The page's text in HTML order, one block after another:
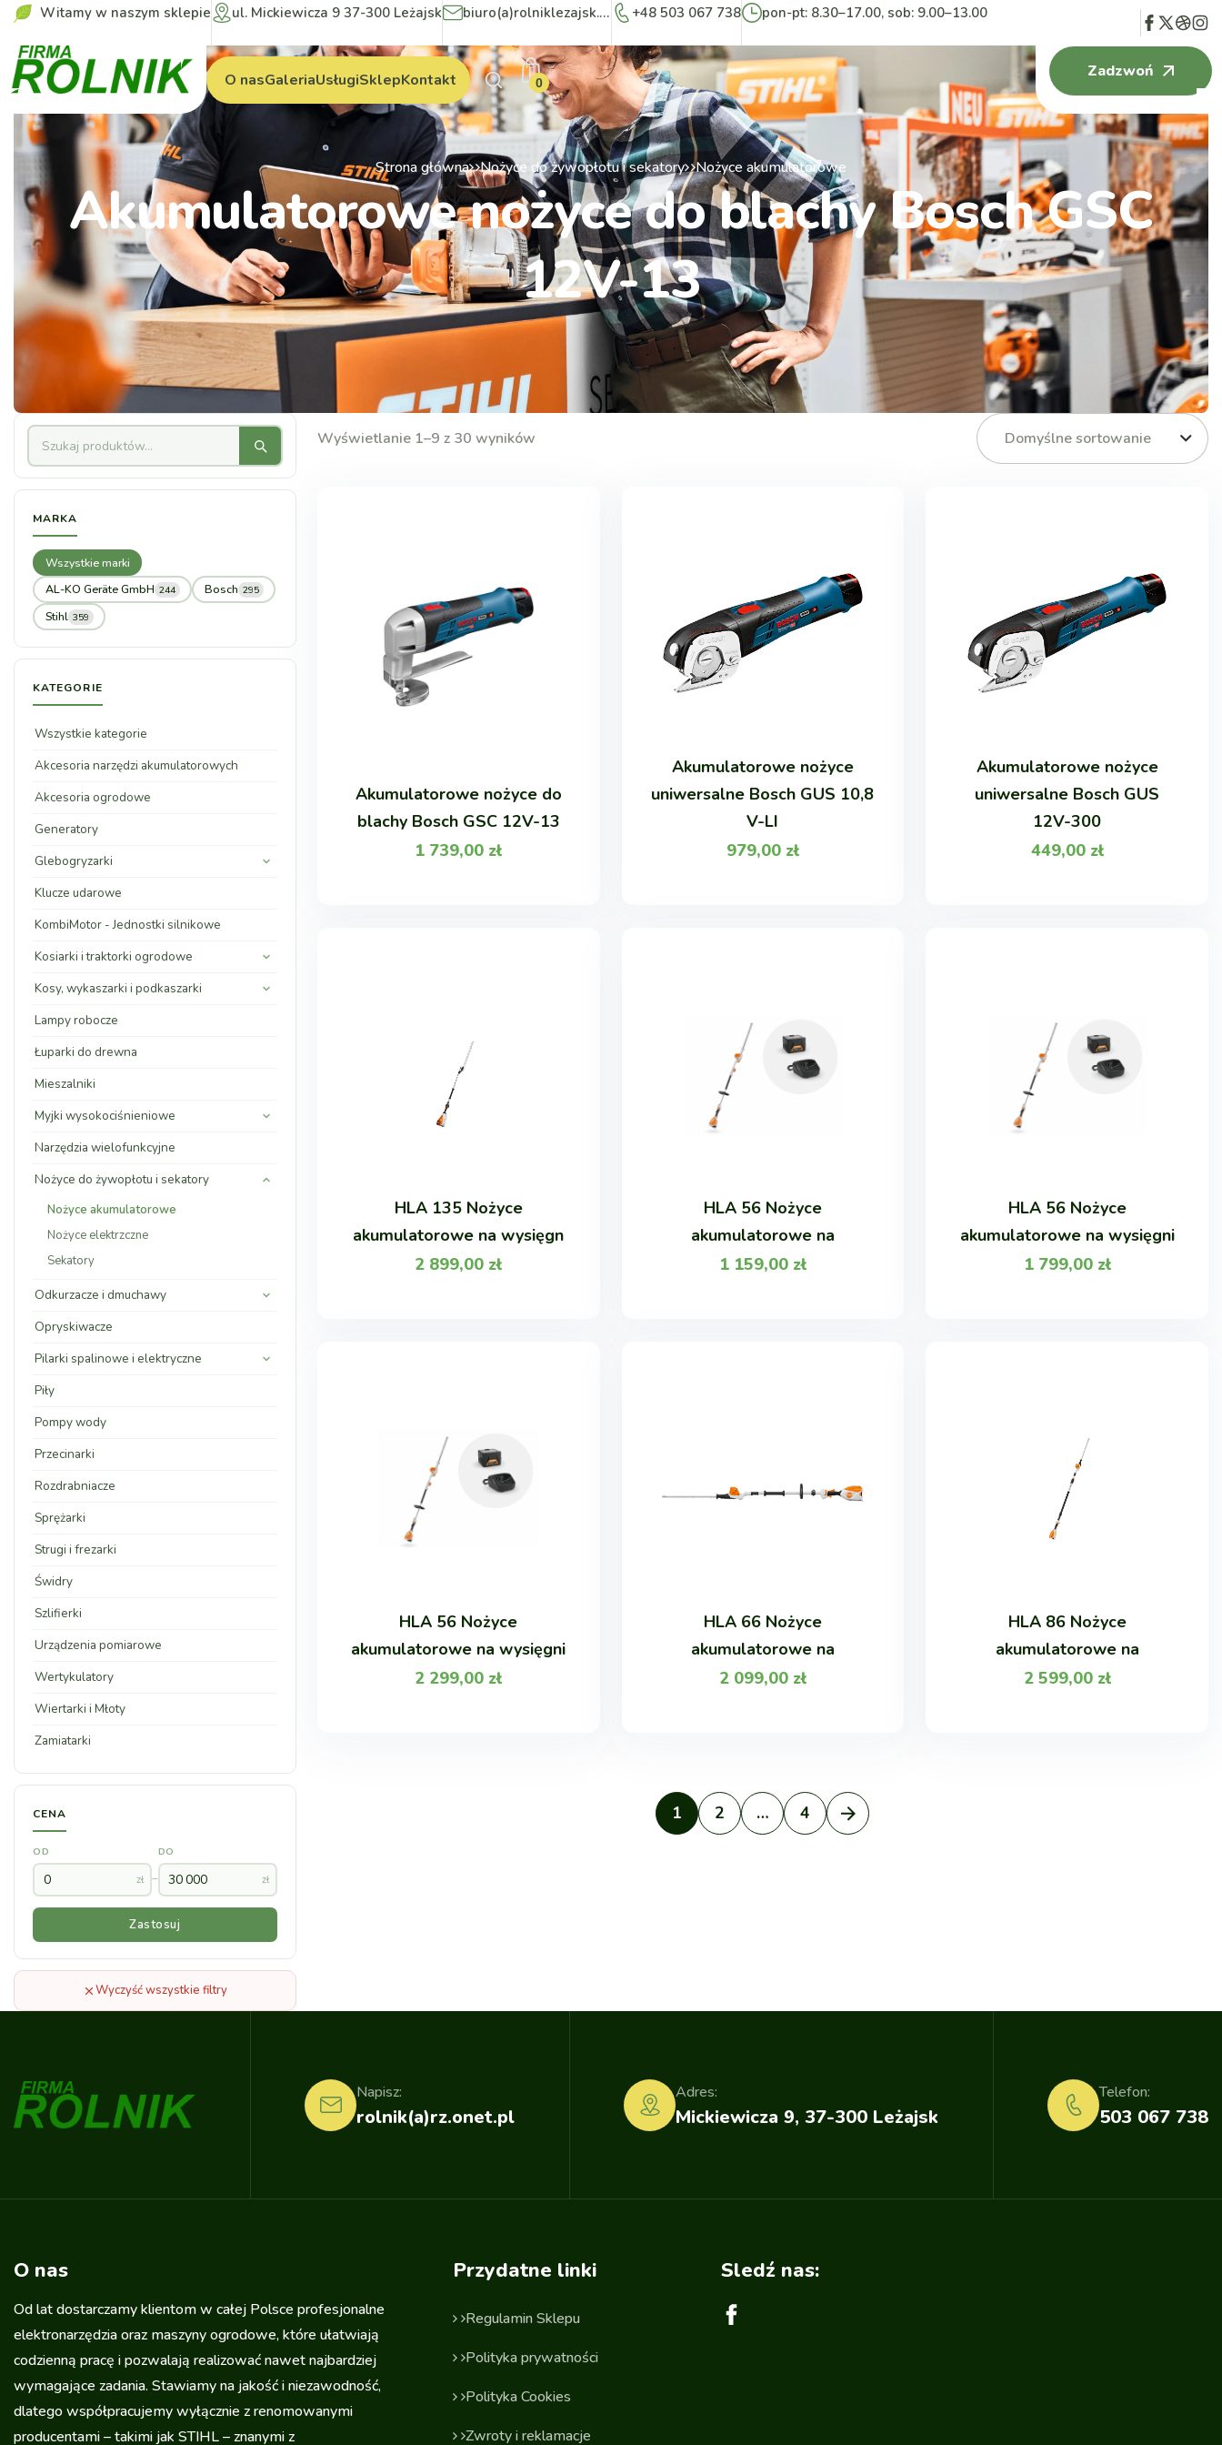
Witamy w naszym sklepie ul. Mickiewicza 9 37-300 Leżajsk biuro(a)rolniklezajsk.pl +48 503 067 738 pon-pt: 8.30–17.00, sob: 9.00–13.00
O nasGaleriaUsługiSklepKontakt 0
Zadzwoń
Strona główna Nożyce do żywopłotu i sekatory Nożyce akumulatorowe
Akumulatorowe nożyce do blachy Bosch GSC
12V-13
Wyświetlanie 1–9 z 30 wyników Domyślne sortowanie
Akumulatorowe nożyce do
blachy Bosch GSC 12V-13
1 739,00 zł
Akumulatorowe nożyce
uniwersalne Bosch GUS 10,8
V-LI
979,00 zł
Akumulatorowe nożyce
uniwersalne Bosch GUS
12V-300
449,00 zł
HLA 135 Nożyce
akumulatorowe na wysięgn
2 899,00 zł
HLA 56 Nożyce
akumulatorowe na
1 159,00 zł
HLA 56 Nożyce
akumulatorowe na wysięgni
1 799,00 zł
HLA 56 Nożyce
akumulatorowe na wysięgni
2 299,00 zł
HLA 66 Nożyce
akumulatorowe na
2 099,00 zł
HLA 86 Nożyce
akumulatorowe na
2 599,00 zł
1 2 … 4
MARKA
Wszystkie marki
AL-KO Geräte GmbH 244 Bosch 295
Stihl 359
KATEGORIE
Wszystkie kategorie
Akcesoria narzędzi akumulatorowych
Akcesoria ogrodowe
Generatory
Glebogryzarki
Klucze udarowe
KombiMotor - Jednostki silnikowe
Kosiarki i traktorki ogrodowe
Kosy, wykaszarki i podkaszarki
Lampy robocze
Łuparki do drewna
Mieszalniki
Myjki wysokociśnieniowe
Narzędzia wielofunkcyjne
Nożyce do żywopłotu i sekatory
Nożyce akumulatorowe
Nożyce elektrzczne
Sekatory
Odkurzacze i dmuchawy
Opryskiwacze
Pilarki spalinowe i elektryczne
Piły
Pompy wody
Przecinarki
Rozdrabniacze
Sprężarki
Strugi i frezarki
Świdry
Szlifierki
Urządzenia pomiarowe
Wertykulatory
Wiertarki i Młoty
Zamiatarki
CENA
OD
zł –
DO
zł
Zastosuj
Wyczyść wszystkie filtry
rolnik(a)rz.onet.pl
Napisz:
Mickiewicza 9, 37-300 Leżajsk
Adres:
503 067 738
Telefon:
O nas
Od lat dostarczamy klientom w całej Polsce profesjonalne
elektronarzędzia oraz maszyny ogrodowe, które ułatwiają
codzienną pracę i pozwalają realizować nawet najbardziej
wymagające zadania. Stawiamy na jakość i niezawodność,
dlatego współpracujemy wyłącznie z renomowanymi
producentami – takimi jak STIHL – znanymi z
Przydatne linki
Regulamin Sklepu
Polityka prywatności
Polityka Cookies
Zwroty i reklamacje
Sledź nas: